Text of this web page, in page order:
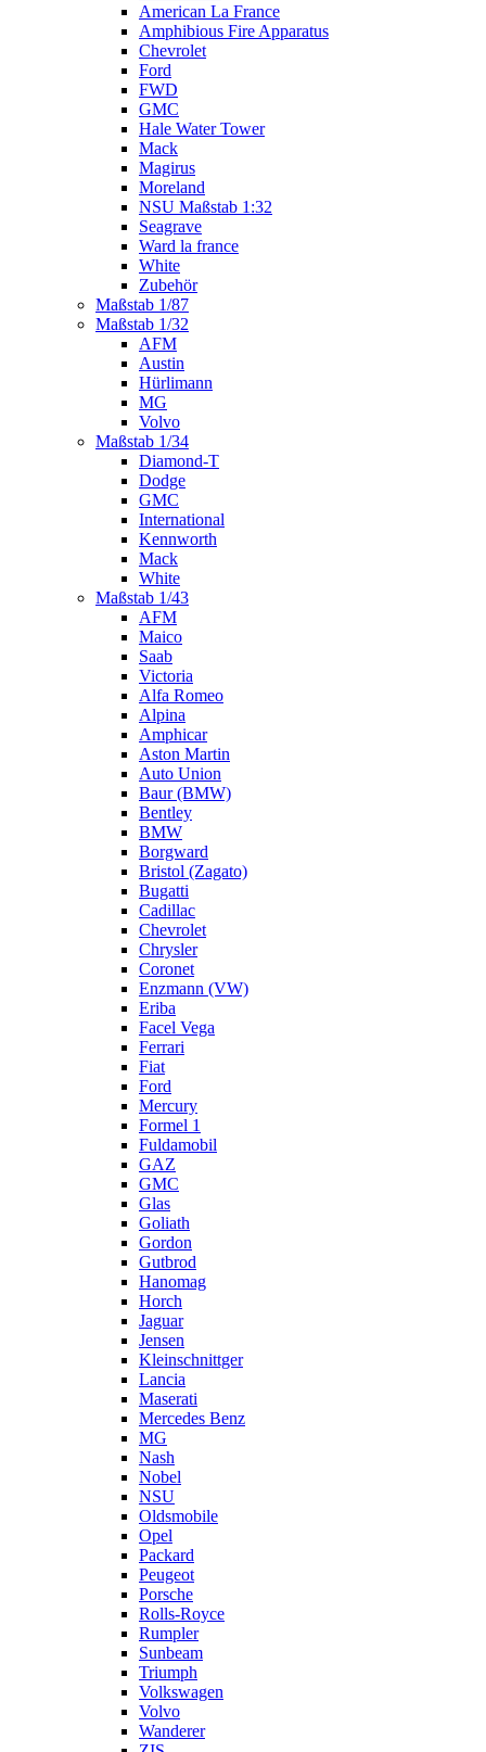
American La France
Amphibious Fire Apparatus
Chevrolet
Ford
FWD
GMC
Hale Water Tower
Mack
Magirus
Moreland
NSU Maßstab 1:32
Seagrave
Ward la france
White
Zubehör
Maßstab 1/87
Maßstab 1/32
AFM
Austin
Hürlimann
MG
Volvo
Maßstab 1/34
Diamond-T
Dodge
GMC
International
Kennworth
Mack
White
Maßstab 1/43
AFM
Maico
Saab
Victoria
Alfa Romeo
Alpina
Amphicar
Aston Martin
Auto Union
Baur (BMW)
Bentley
BMW
Borgward
Bristol (Zagato)
Bugatti
Cadillac
Chevrolet
Chrysler
Coronet
Enzmann (VW)
Eriba
Facel Vega
Ferrari
Fiat
Ford
Mercury
Formel 1
Fuldamobil
GAZ
GMC
Glas
Goliath
Gordon
Gutbrod
Hanomag
Horch
Jaguar
Jensen
Kleinschnittger
Lancia
Maserati
Mercedes Benz
MG
Nash
Nobel
NSU
Oldsmobile
Opel
Packard
Peugeot
Porsche
Rolls-Royce
Rumpler
Sunbeam
Triumph
Volkswagen
Volvo
Wanderer